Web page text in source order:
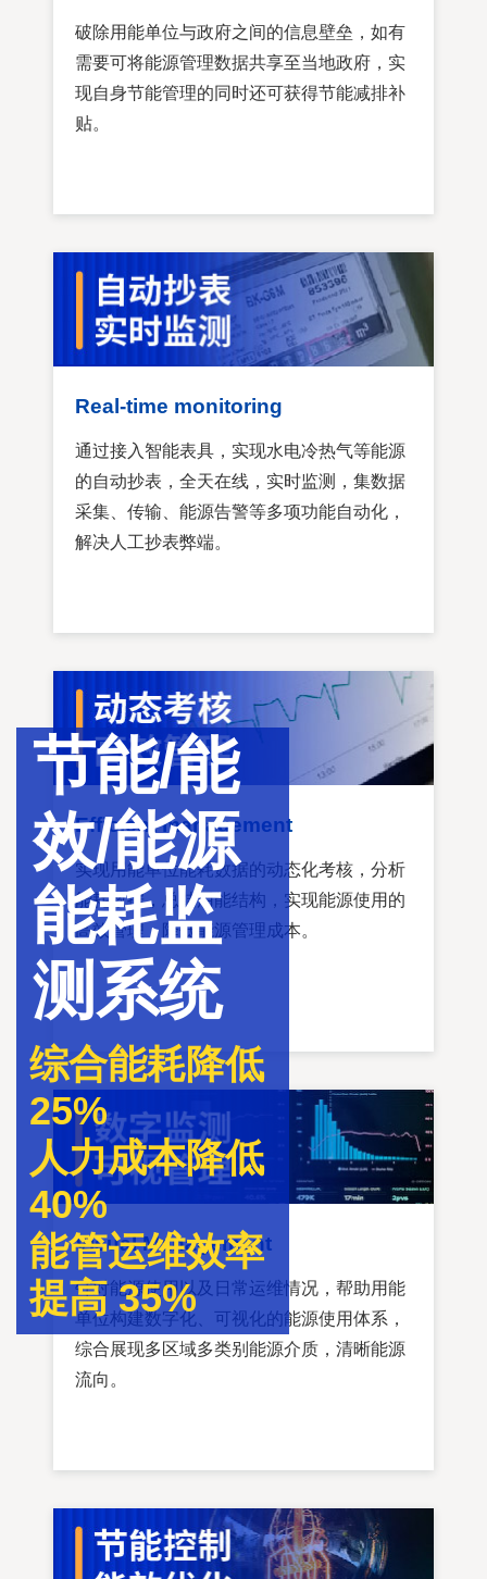
节能/能
效/能源
能耗监
测系统
综合能耗降低
25%
人力成本降低
40%
能管运维效率
提高 35%
破除用能单位与政府之间的信息壁垒，如有
需要可将能源管理数据共享至当地政府，实
现自身节能管理的同时还可获得节能减排补
贴。
Real-time monitoring
通过接入智能表具，实现水电冷热气等能源
的自动抄表，全天在线，实时监测，集数据
采集、传输、能源告警等多项功能自动化，
解决人工抄表弊端。
Efficient management
实现用能单位能耗数据的动态化考核，分析
能耗数据，总结用能结构，实现能源使用的
高效管理，降低能源管理成本。
Visual Management
针对能源使用以及日常运维情况，帮助用能
单位构建数字化、可视化的能源使用体系，
综合展现多区域多类别能源介质，清晰能源
流向。